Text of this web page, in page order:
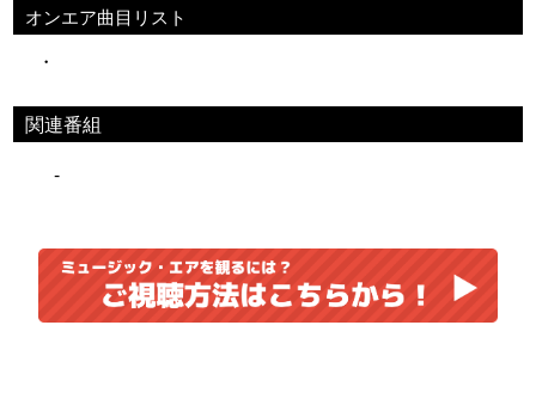
オンエア曲目リスト
・
関連番組
-